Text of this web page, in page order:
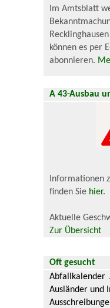
Im Amtsblatt
können es per
abonnieren.
A 43-Ausbau
Informationen
finden Sie hier.
Aktuelle
Zur Übersicht
Oft gesucht
Abfallkalender
Ausländer und